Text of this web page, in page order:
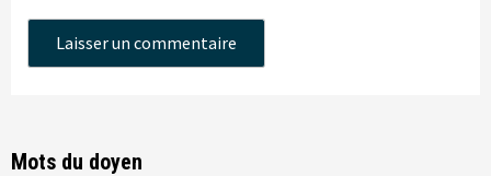
Mots du doyen